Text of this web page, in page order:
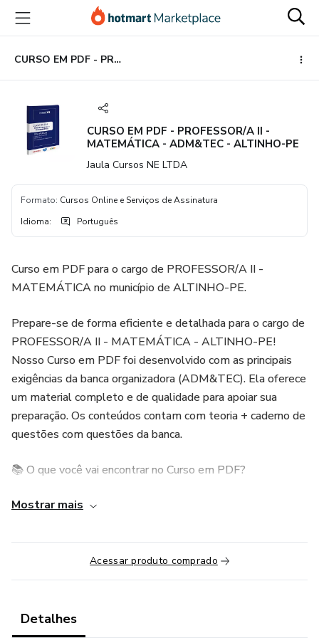
para
conteúdo
principal
para
pagamento
para
rodapé
CURSO EM PDF - PROFESSOR/A II - MATEMÁTICA - ADM&TEC - ALTINHO-PE
CURSO EM PDF - PROFESSOR/A II -
MATEMÁTICA - ADM&TEC - ALTINHO-PE
Jaula Cursos NE LTDA
Formato: Cursos Online e Serviços de Assinatura
Idioma: Português
Curso em PDF para o cargo de PROFESSOR/A II -
MATEMÁTICA no município de ALTINHO-PE.
Prepare-se de forma eficiente e detalhada para o cargo de
PROFESSOR/A II - MATEMÁTICA - ALTINHO-PE!
Nosso Curso em PDF foi desenvolvido com as principais
exigências da banca organizadora (ADM&TEC). Ela oferece
um material completo e de qualidade para apoiar sua
preparação. Os conteúdos contam com teoria + caderno de
questões com questões da banca.
📚 O que você vai encontrar no Curso em PDF?
✅ Teoria detalhada em PDF - Disciplinas abordadas:
específicos.
✅ Exercícios em cada conteúdo da banca organizadora.
✅ Linguagem clara e objetiva: Conteúdo elaborado com
base em concursos da área.
Mostrar mais
Acessar produto comprado
Detalhes